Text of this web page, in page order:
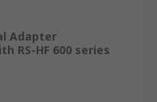
Adapter
RS-HF 600 series